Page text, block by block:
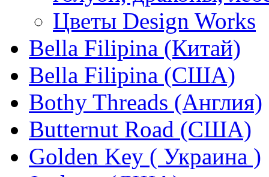
Цветы Design Works
Bella Filipina (Китай)
Bella Filipina (США)
Bothy Threads (Англия)
Butternut Road (США)
Golden Key ( Украина )